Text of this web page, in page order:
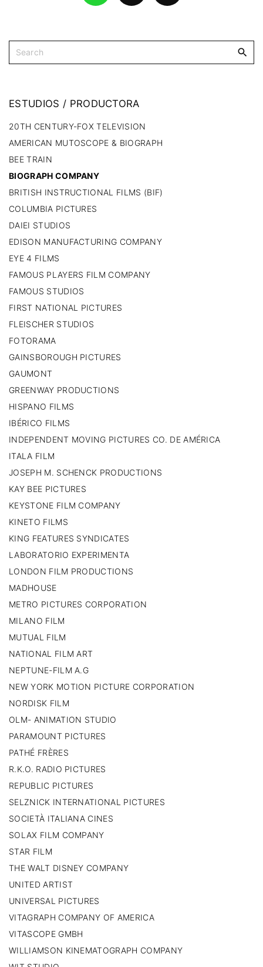
ESTUDIOS / PRODUCTORA
20TH CENTURY-FOX TELEVISION
AMERICAN MUTOSCOPE & BIOGRAPH
BEE TRAIN
BIOGRAPH COMPANY
BRITISH INSTRUCTIONAL FILMS (BIF)
COLUMBIA PICTURES
DAIEI STUDIOS
EDISON MANUFACTURING COMPANY
EYE 4 FILMS
FAMOUS PLAYERS FILM COMPANY
FAMOUS STUDIOS
FIRST NATIONAL PICTURES
FLEISCHER STUDIOS
FOTORAMA
GAINSBOROUGH PICTURES
GAUMONT
GREENWAY PRODUCTIONS
HISPANO FILMS
IBÉRICO FILMS
INDEPENDENT MOVING PICTURES CO. DE AMÉRICA
ITALA FILM
JOSEPH M. SCHENCK PRODUCTIONS
KAY BEE PICTURES
KEYSTONE FILM COMPANY
KINETO FILMS
KING FEATURES SYNDICATES
LABORATORIO EXPERIMENTA
LONDON FILM PRODUCTIONS
MADHOUSE
METRO PICTURES CORPORATION
MILANO FILM
MUTUAL FILM
NATIONAL FILM ART
NEPTUNE-FILM A.G
NEW YORK MOTION PICTURE CORPORATION
NORDISK FILM
OLM- ANIMATION STUDIO
PARAMOUNT PICTURES
PATHÉ FRÈRES
R.K.O. RADIO PICTURES
REPUBLIC PICTURES
SELZNICK INTERNATIONAL PICTURES
SOCIETÀ ITALIANA CINES
SOLAX FILM COMPANY
STAR FILM
THE WALT DISNEY COMPANY
UNITED ARTIST
UNIVERSAL PICTURES
VITAGRAPH COMPANY OF AMERICA
VITASCOPE GMBH
WILLIAMSON KINEMATOGRAPH COMPANY